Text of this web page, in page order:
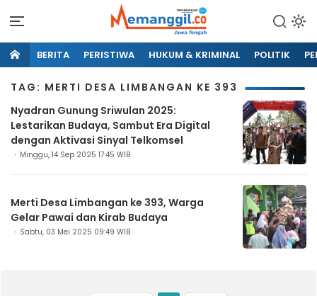
BERITA PERISTIWA HUKUM & KRIMINAL POLITIK
TAG: MERTI DESA LIMBANGAN KE 393
Nyadran Gunung Sriwulan 2025:
Lestarikan Budaya, Sambut Era Digital
dengan Aktivasi Sinyal Telkomsel
Minggu, 14 Sep 2025 17:45 WIB
Merti Desa Limbangan ke 393, Warga
Gelar Pawai dan Kirab Budaya
Sabtu, 03 Mei 2025 09:49 WIB